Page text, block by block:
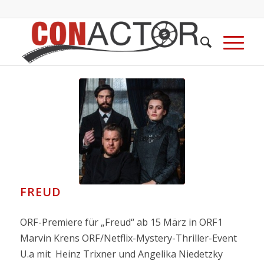
FREUD
ORF-Premiere für „Freud“ ab 15 März in ORF1
Marvin Krens ORF/Netflix-Mystery-Thriller-Event
U.a mit Heinz Trixner und Angelika Niedetzky